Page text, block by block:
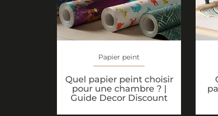
Papier peint
Quel papier peint choisir
pour une chambre ? |
Guide Decor Discount